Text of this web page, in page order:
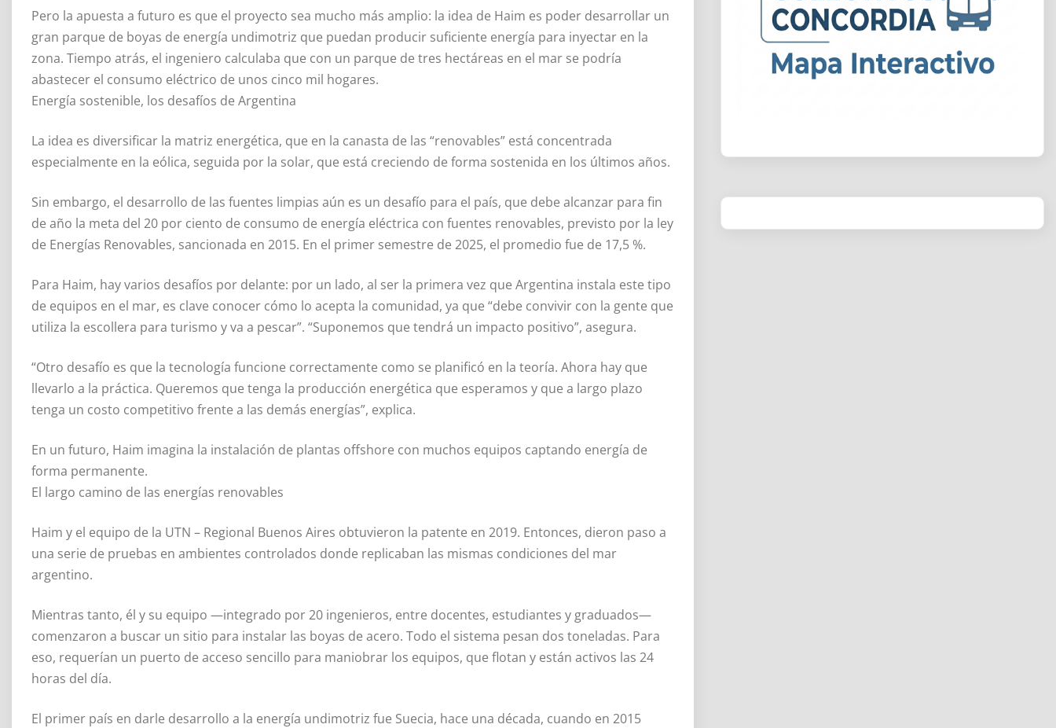
Pero la apuesta a futuro es que el proyecto sea mucho más amplio: la idea de Haim es poder desarrollar un
gran parque de boyas de energía undimotriz que puedan producir suficiente energía para inyectar en la
zona. Tiempo atrás, el ingeniero calculaba que con un parque de tres hectáreas en el mar se podría
abastecer el consumo eléctrico de unos cinco mil hogares.
Energía sostenible, los desafíos de Argentina
La idea es diversificar la matriz energética, que en la canasta de las “renovables” está concentrada
especialmente en la eólica, seguida por la solar, que está creciendo de forma sostenida en los últimos años.
Sin embargo, el desarrollo de las fuentes limpias aún es un desafío para el país, que debe alcanzar para fin
de año la meta del 20 por ciento de consumo de energía eléctrica con fuentes renovables, previsto por la ley
de Energías Renovables, sancionada en 2015. En el primer semestre de 2025, el promedio fue de 17,5 %.
Para Haim, hay varios desafíos por delante: por un lado, al ser la primera vez que Argentina instala este tipo
de equipos en el mar, es clave conocer cómo lo acepta la comunidad, ya que “debe convivir con la gente que
utiliza la escollera para turismo y va a pescar”. “Suponemos que tendrá un impacto positivo”, asegura.
“Otro desafío es que la tecnología funcione correctamente como se planificó en la teoría. Ahora hay que
llevarlo a la práctica. Queremos que tenga la producción energética que esperamos y que a largo plazo
tenga un costo competitivo frente a las demás energías”, explica.
En un futuro, Haim imagina la instalación de plantas offshore con muchos equipos captando energía de
forma permanente.
El largo camino de las energías renovables
Haim y el equipo de la UTN – Regional Buenos Aires obtuvieron la patente en 2019. Entonces, dieron paso a
una serie de pruebas en ambientes controlados donde replicaban las mismas condiciones del mar
argentino.
Mientras tanto, él y su equipo —integrado por 20 ingenieros, entre docentes, estudiantes y graduados—
comenzaron a buscar un sitio para instalar las boyas de acero. Todo el sistema pesan dos toneladas. Para
eso, requerían un puerto de acceso sencillo para maniobrar los equipos, que flotan y están activos las 24
horas del día.
El primer país en darle desarrollo a la energía undimotriz fue Suecia, hace una década, cuando en 2015